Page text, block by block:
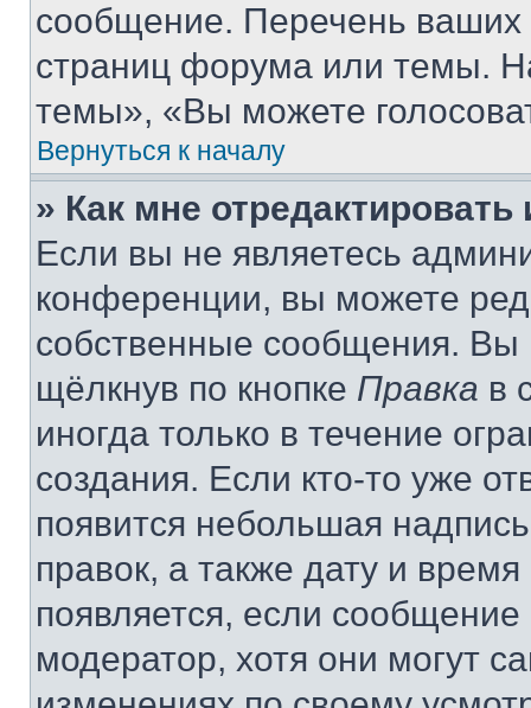
сообщение. Перечень ваших
страниц форума или темы.
темы», «Вы можете
Вернуться к началу
» Как мне
Если вы не являетесь
конференции, вы можете
собственные сообщения. Вы
щёлкнув по кнопке Правка в
иногда только в течение
создания. Если кто-то уже
появится небольшая
правок, а также дату и
появляется, если
модератор, хотя они могут